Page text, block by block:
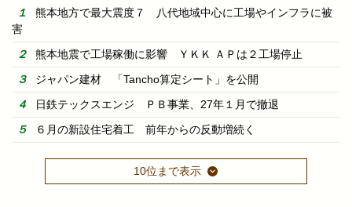
熊本地方で最大震度７ 八代地域中心に工場やインフラに被
害
熊本地震で工場稼働に影響 ＹＫＫ ＡＰは２工場停止
ジャパン建材 「Tancho算定シート」を公開
日鉄テックスエンジ ＰＢ事業、27年１月で撤退
６月の新設住宅着工 前年からの反動増続く
10位まで表示